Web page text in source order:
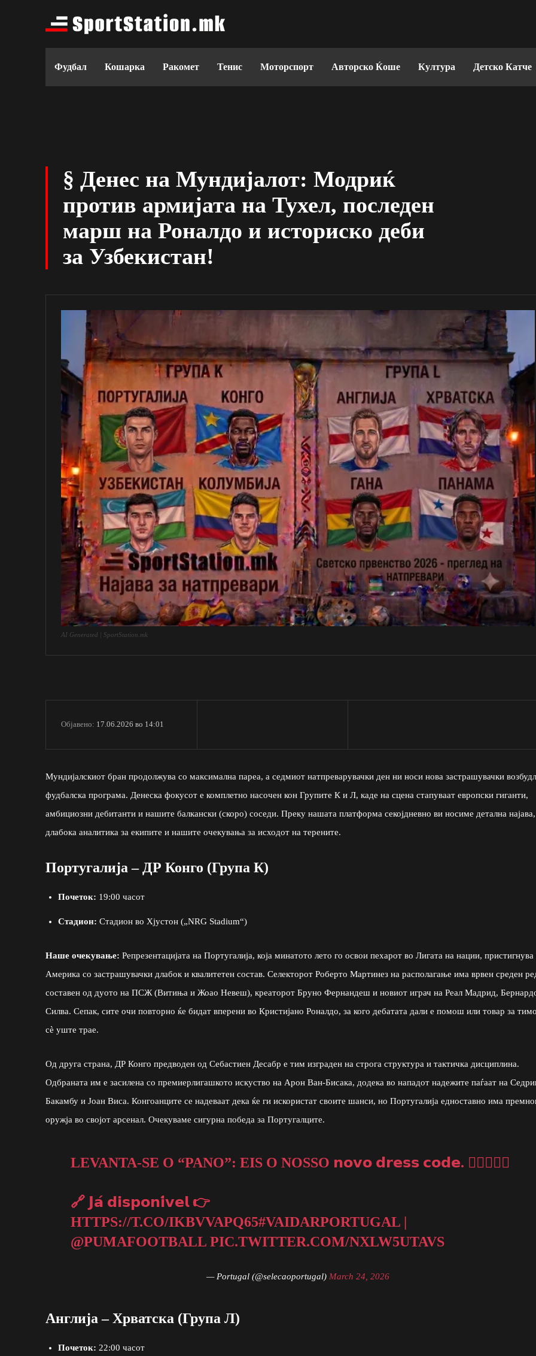
Фудбал Кошарка Ракомет Тенис Моторспорт Авторско Ќоше Култура Детско Катче
§ Денес на Мундијалот: Модриќ
против армијата на Тухел, последен
марш на Роналдо и историско деби
за Узбекистан!
AI Generated | SportStation.mk
Објавено: 17.06.2026 во 14:01
Мундијалскиот бран продолжува со максимална пареа, а седмиот натпреварувачки ден ни носи нова застрашувачки
фудбалска програма. Денеска фокусот е комплетно насочен кон Групите К и Л, каде на сцена стапуваат европски гиганти,
амбициозни дебитанти и нашите балкански (скоро) соседи. Преку нашата платформа секојдневно ви носиме детална најава,
длабока аналитика за екипите и нашите очекувања за исходот на терените.
Португалија – ДР Конго (Група К)
Почеток: 19:00 часот
Стадион: Стадион во Хјустон („NRG Stadium“)
Наше очекување: Репрезентацијата на Португалија, која минатото лето го освои пехарот во Лигата на нации, пристигнува
Америка со застрашувачки длабок и квалитетен состав. Селекторот Роберто Мартинез на располагање има врвен среден
составен од дуото на ПСЖ (Витиња и Жоао Невеш), креаторот Бруно Фернандеш и новиот играч на Реал Мадрид,
Силва. Сепак, сите очи повторно ќе бидат вперени во Кристијано Роналдо, за кого дебатата дали е помош или товар за
сè уште трае.
Од друга страна, ДР Конго предводен од Себастиен Десабр е тим изграден на строга структура и тактичка дисциплина.
Одбраната им е засилена со премиерлигашкото искуство на Арон Ван-Бисака, додека во нападот надежите паѓаат на
Бакамбу и Јоан Виса. Конгоанците се надеваат дека ќе ги искористат своите шанси, но Португалија едноставно има
оружја во својот арсенал. Очекуваме сигурна победа за Португалците.
LEVANTA-SE O “PANO”: EIS O NOSSO 𝗻𝗼𝘃𝗼 𝗱𝗿𝗲𝘀𝘀 𝗰𝗼𝗱𝗲. ❤️‍🔥🌊🇵🇹
🔗 𝗝𝗮́ 𝗱𝗶𝘀𝗽𝗼𝗻𝗶́𝘃𝗲𝗹 👉
HTTPS://T.CO/IKBVVAPQ65#VAIDARPORTUGAL |
@PUMAFOOTBALL PIC.TWITTER.COM/NXLW5UTAVS
— Portugal (@selecaoportugal) March 24, 2026
Англија – Хрватска (Група Л)
Почеток: 22:00 часот